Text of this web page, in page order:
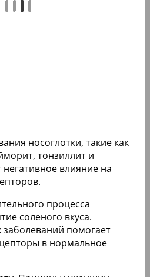
носоглотки, такие как
тонзиллит и
влияние на
процесса
соленого вкуса.
помогает
в нормальное